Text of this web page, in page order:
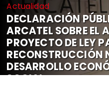
Actualidad
DECLARACIÓN
ARCATEL SOBRE EL
PROYECTO DE LEY
RECONSTRUCCIÓN
DESARROLLO
SOCIAL